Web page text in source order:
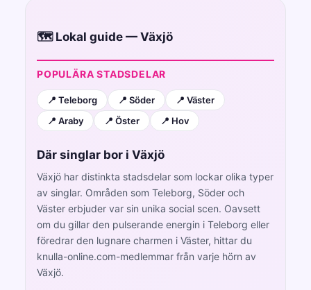
🗺️ Lokal guide — Växjö
POPULÄRA STADSDELAR
📍 Teleborg 📍 Söder
📍 Väster
📍 Araby
📍 Öster 📍 Hov
Där singlar bor i Växjö
Växjö har distinkta stadsdelar som lockar olika typer
av singlar. Områden som Teleborg, Söder och
Väster erbjuder var sin unika social scen. Oavsett
om du gillar den pulserande energin i Teleborg eller
föredrar den lugnare charmen i Väster, hittar du
knulla-online.com-medlemmar från varje hörn av
Växjö.